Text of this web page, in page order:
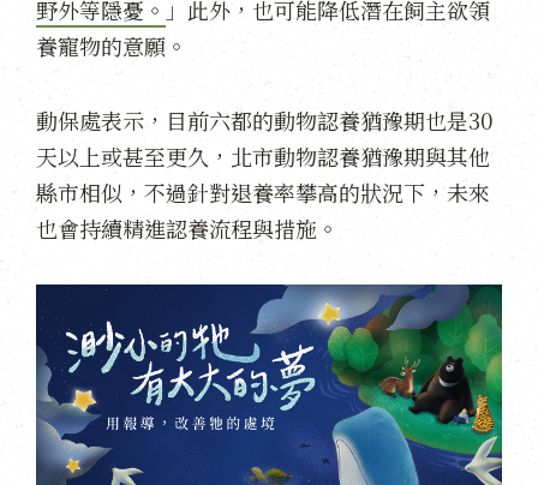
野外等隱憂。 」此外，也可能降低潛在飼主欲領
養寵物的意願。
動保處表示，目前六都的動物認養猶豫期也是30
天以上或甚至更久，北市動物認養猶豫期與其他
縣市相似，不過針對退養率攀高的狀況下，未來
也會持續精進認養流程與措施。